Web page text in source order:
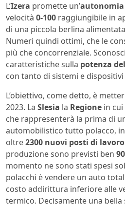
L’Izera promette un’autonomia
velocità 0-100 raggiungibile in
di una piccola berlina
Numeri quindi ottimi, che le
più che concorrenziale.
caratteristiche sulla potenza
con tanto di sistemi e
L’obiettivo, come detto, è
2023. La Slesia la Regione in cui
che rappresenterà la prima di
automobilistico tutto polacco,
oltre2300 nuovi posti di lavoro
produzione sono previsti ben
momento ne sono stati spesi
polacchi è vendere un auto
costo addirittura inferiore alle
termico. Decisamente una bella